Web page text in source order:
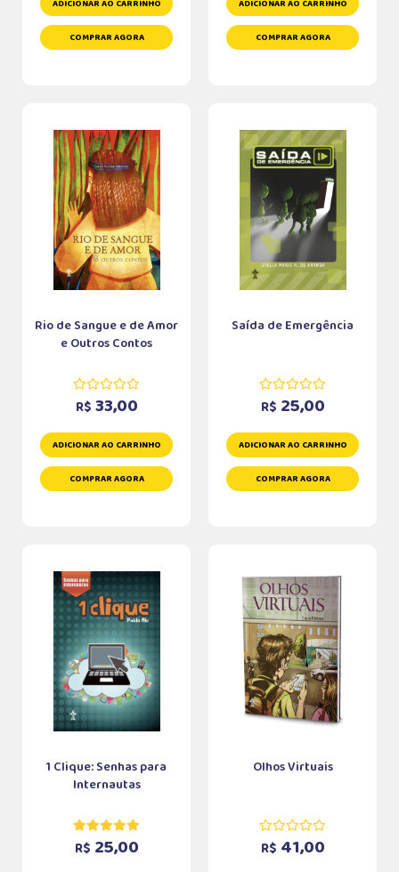
ADICIONAR AO CARRINHO
COMPRAR AGORA
ADICIONAR AO CARRINHO
COMPRAR AGORA
Rio de Sangue e de Amor
e Outros Contos
R$ 33,00
ADICIONAR AO CARRINHO
COMPRAR AGORA
Saída de Emergência
R$ 25,00
ADICIONAR AO CARRINHO
COMPRAR AGORA
1 Clique: Senhas para
Internautas
R$ 25,00
Olhos Virtuais
R$ 41,00